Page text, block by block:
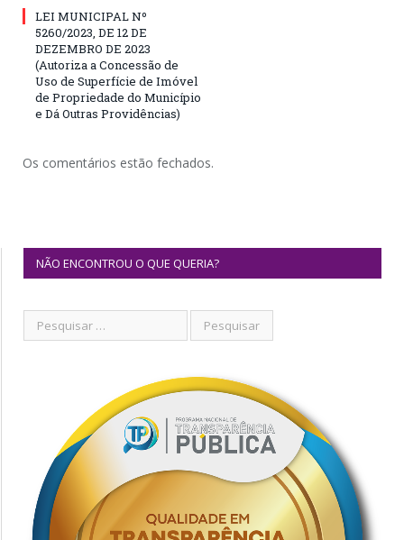
LEI MUNICIPAL Nº
5260/2023, DE 12 DE
DEZEMBRO DE 2023
(Autoriza a Concessão de
Uso de Superfície de Imóvel
de Propriedade do Município
e Dá Outras Providências)
Os comentários estão fechados.
NÃO ENCONTROU O QUE QUERIA?